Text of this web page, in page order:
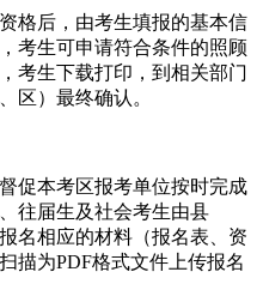
格后，由考生填报的基本信
考生可申请符合条件的照顾
考生下载打印，到相关部门
区）最终确认。
促本考区报考单位按时完成
往届生及社会考生由县
名相应的材料（报名表、资
描为PDF格式文件上传报名